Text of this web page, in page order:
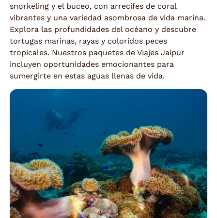
snorkeling y el buceo, con arrecifes de coral
vibrantes y una variedad asombrosa de vida marina.
Explora las profundidades del océano y descubre
tortugas marinas, rayas y coloridos peces
tropicales. Nuestros paquetes de Viajes Jaipur
incluyen oportunidades emocionantes para
sumergirte en estas aguas llenas de vida.